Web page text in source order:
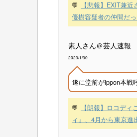
💬
【悲報】EXIT兼
優樹容疑者の仲間だ
素人さん＠芸人速報
2023/1/30
遂に堂前がippon本戦
💬
【朗報】ロコデ
ィ』、4月から東京進